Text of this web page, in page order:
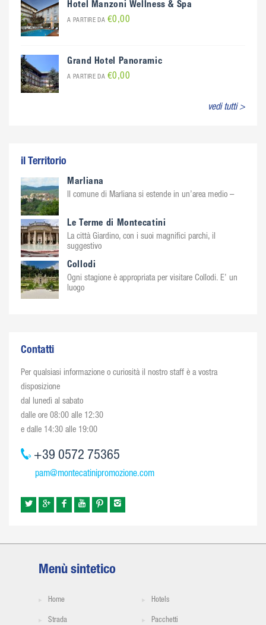
Hotel Manzoni Wellness & Spa
A PARTIRE DA €0,00
Grand Hotel Panoramic
A PARTIRE DA €0,00
vedi tutti >
il Territorio
Marliana
Il comune di Marliana si estende in un’area medio –
Le Terme di Montecatini
La città Giardino, con i suoi magnifici parchi, il
suggestivo
Collodi
Ogni stagione è appropriata per visitare Collodi. E’ un
luogo
Contatti
Per qualsiasi informazione o curiosità il nostro staff è a vostra
disposizione
dal lunedì al sabato
dalle ore 08:00 alle 12:30
e dalle 14:30 alle 19:00
+39 0572 75365
pam@montecatinipromozione.com
Menù sintetico
Home Hotels
Strada Pacchetti